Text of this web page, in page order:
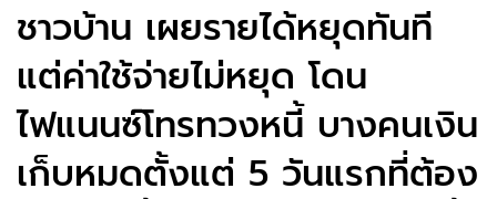
ชาวบ้าน เผยรายได้หยุดทันที
แต่ค่าใช้จ่ายไม่หยุด โดน
ไฟแนนซ์โทรทวงหนี้ บางคนเงิน
เก็บหมดตั้งแต่ 5 วันแรกที่ต้อง